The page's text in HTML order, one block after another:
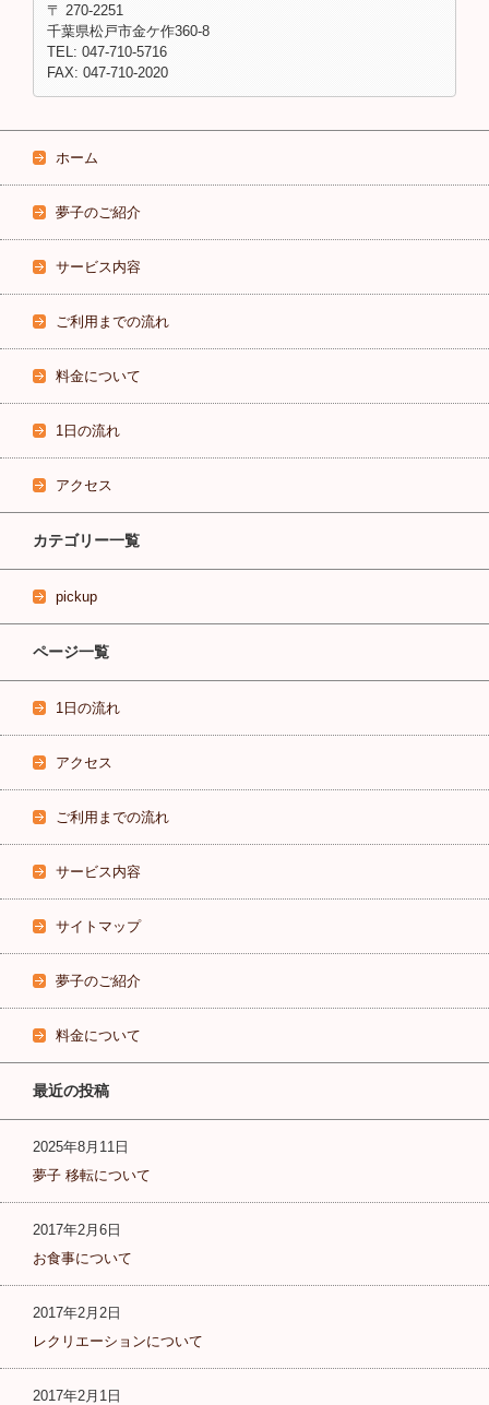
〒 270-2251
千葉県松戸市金ケ作360‐8
TEL: 047-710-5716
FAX: 047-710-2020
ホーム
夢子のご紹介
サービス内容
ご利用までの流れ
料金について
1日の流れ
アクセス
カテゴリー一覧
pickup
ページ一覧
1日の流れ
アクセス
ご利用までの流れ
サービス内容
サイトマップ
夢子のご紹介
料金について
最近の投稿
2025年8月11日
夢子 移転について
2017年2月6日
お食事について
2017年2月2日
レクリエーションについて
2017年2月1日